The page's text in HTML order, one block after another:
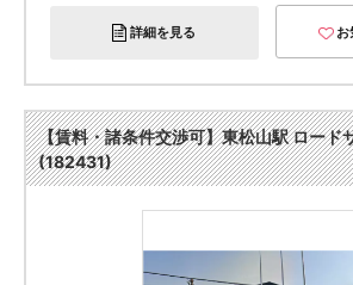
詳細を見る お
【賃料・諸条件交渉可】東松山駅 ロード
(182431)